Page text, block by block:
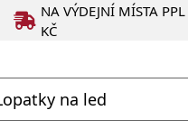
NA VÝDEJNÍ MÍSTA
KČ